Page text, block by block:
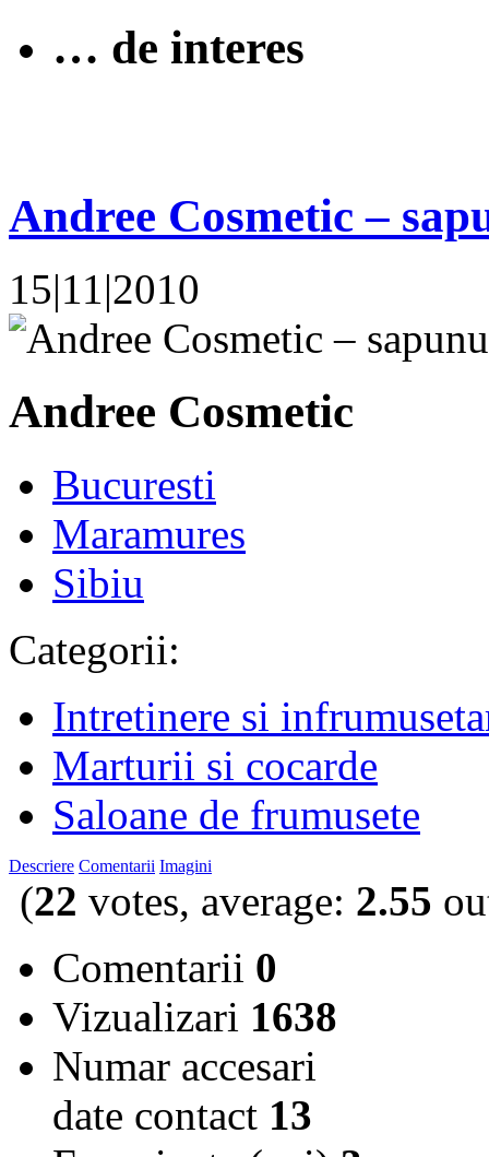
… de interes
Andree Cosmetic –
15|11|2010
Andree Cosmetic
Bucuresti
Maramures
Sibiu
Categorii:
Intretinere si
Marturii si cocarde
Saloane de frumusete
Descriere Comentarii Imagini
(22 votes, average: 2.55
Comentarii 0
Vizualizari 1638
Numar accesari
date contact 13